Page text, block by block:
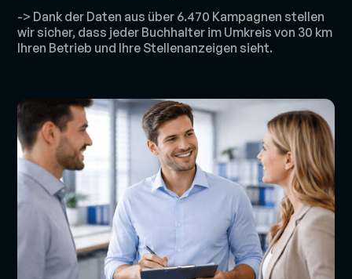
-> Dank der Daten aus über 6.470 Kampagnen stellen
wir sicher, dass jeder Buchhalter im Umkreis von 30 km
Ihren Betrieb und Ihre Stellenanzeigen sieht.